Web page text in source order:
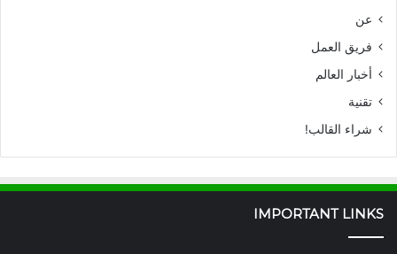
عن
فريق العمل
أخبار العالم
تقنية
شراء القالب!
IMPORTANT LINKS